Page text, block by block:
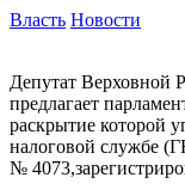
Власть Новости
Депутат Верховной
предлагает
раскрытие которой
налоговой службе
№